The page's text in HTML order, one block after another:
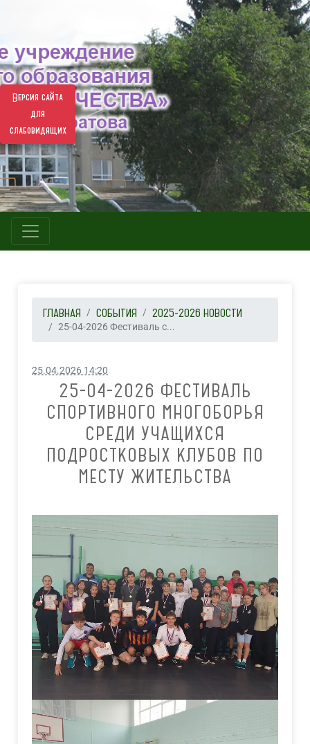
Версия сайта
для
слабовидящих
ГЛАВНАЯ СОБЫТИЯ 2025-2026 НОВОСТИ
25-04-2026 Фестиваль с...
25.04.2026 14:20
25-04-2026 ФЕСТИВАЛЬ
СПОРТИВНОГО МНОГОБОРЬЯ
СРЕДИ УЧАЩИХСЯ
ПОДРОСТКОВЫХ КЛУБОВ ПО
МЕСТУ ЖИТЕЛЬСТВА